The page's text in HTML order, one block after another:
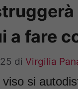
a fare
di Virgilia
viso si